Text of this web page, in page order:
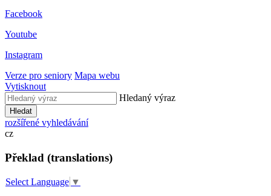
Facebook
Youtube
Instagram
Verze pro seniory Mapa webu
Vytisknout
Hledaný výraz
Hledat
rozšířené vyhledávání
cz
Překlad (translations)
Select Language ▼